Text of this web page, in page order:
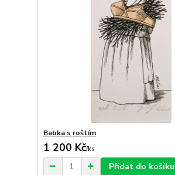
Babka s roštím
1 200 Kč/ks
Přidat do košíku